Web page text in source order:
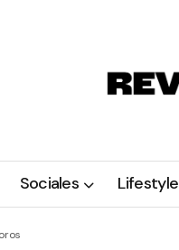
Sociales Lifestyle